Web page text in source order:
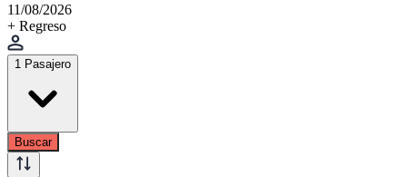
11/08/2026
+ Regreso
1 Pasajero
Buscar